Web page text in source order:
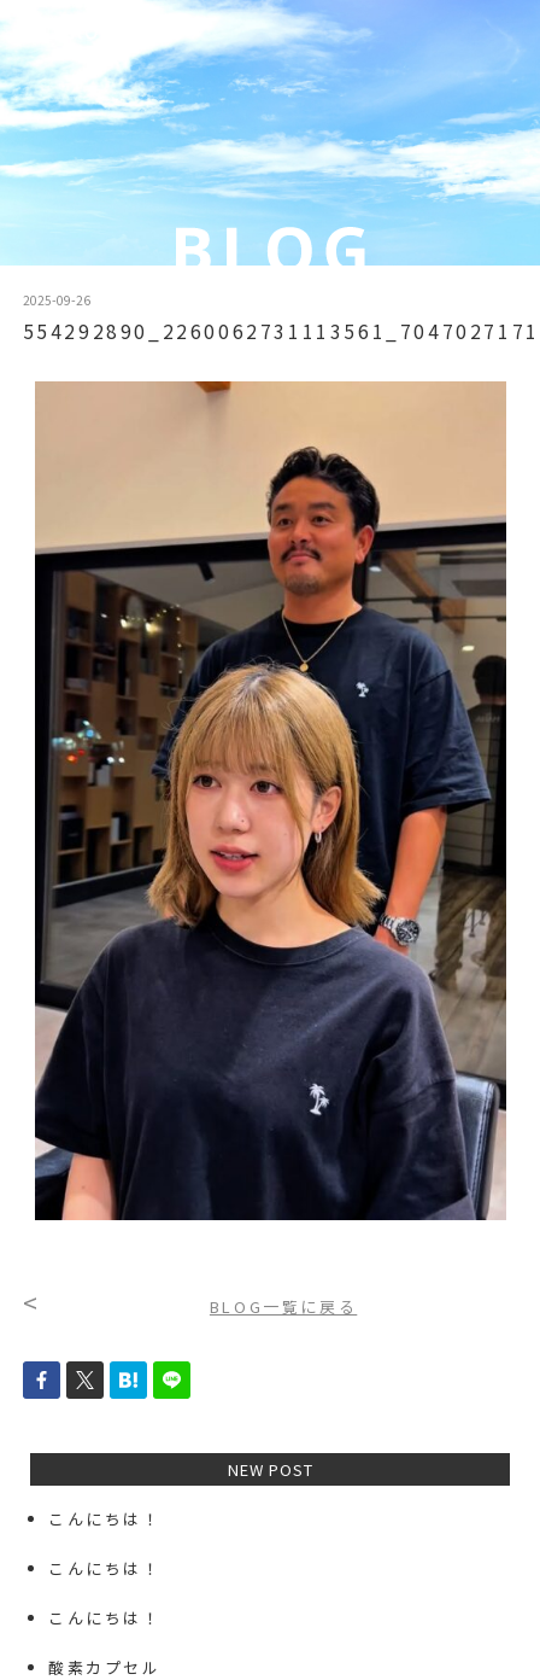
2025-09-26
< BLOG一覧に戻る
NEW POST
こんにちは！
こんにちは！
こんにちは！
酸素カプセル